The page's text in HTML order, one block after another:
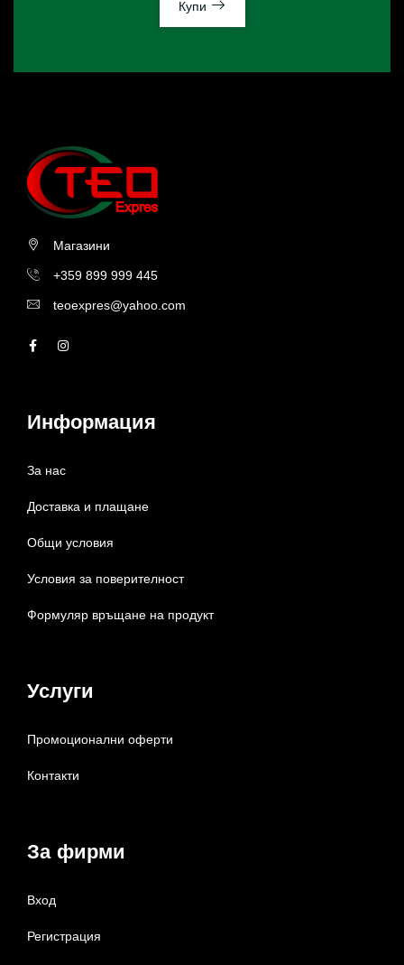
Купи
Магазини
+359 899 999 445
teoexpres@yahoo.com
Информация
За нас
Доставка и плащане
Общи условия
Условия за поверителност
Формуляр връщане на продукт
Услуги
Промоционални оферти
Контакти
За фирми
Вход
Регистрация